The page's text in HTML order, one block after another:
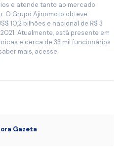
e atende tanto ao mercado
O Grupo Ajinomoto obteve
10,2 bilhões e nacional de R$ 3
Atualmente, está presente em
e cerca de 33 mil funcionários
mais, acesse
Gazeta